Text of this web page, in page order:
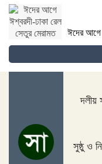
ঈদের আগে
বাড়িফেরা
দলীয়
সুষ্ঠু ও